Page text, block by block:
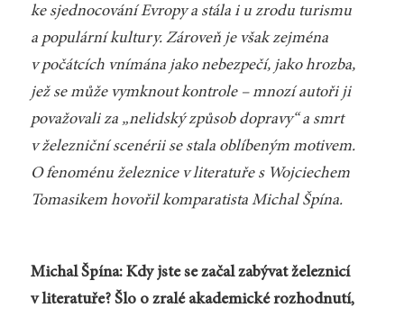
ke sjednocování Evropy a stála i u zrodu turismu
a populární kultury. Zároveň je však zejména
v počátcích vnímána jako nebezpečí, jako hrozba,
jež se může vymknout kontrole – mnozí autoři ji
považovali za „nelidský způsob dopravy“ a smrt
v železniční scenérii se stala oblíbeným motivem.
O fenoménu železnice v literatuře s Wojciechem
Tomasikem hovořil komparatista Michal Špína.
Michal Špína: Kdy jste se začal zabývat železnicí
v literatuře? Šlo o zralé akademické rozhodnutí,